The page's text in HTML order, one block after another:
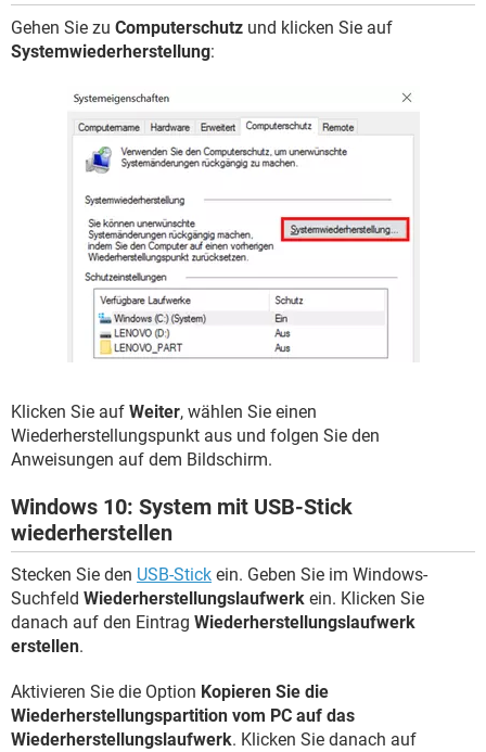
Gehen Sie zu Computerschutz und klicken Sie auf
Systemwiederherstellung:
Klicken Sie auf Weiter, wählen Sie einen
Wiederherstellungspunkt aus und folgen Sie den
Anweisungen auf dem Bildschirm.
Windows 10: System mit USB-Stick
wiederherstellen
Stecken Sie den USB-Stick ein. Geben Sie im Windows-
Suchfeld Wiederherstellungslaufwerk ein. Klicken Sie
danach auf den Eintrag Wiederherstellungslaufwerk
erstellen.
Aktivieren Sie die Option Kopieren Sie die
Wiederherstellungspartition vom PC auf das
Wiederherstellungslaufwerk. Klicken Sie danach auf